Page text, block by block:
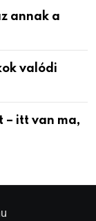
annak a
valódi
– itt van ma,